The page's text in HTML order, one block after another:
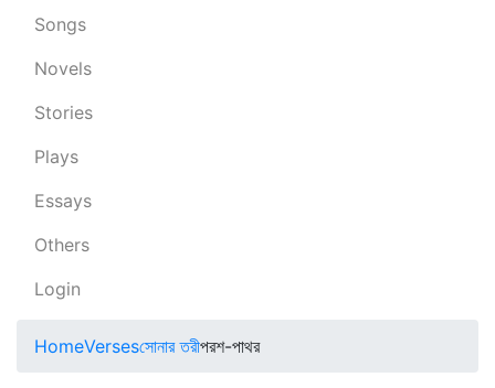
Songs
Novels
Stories
Plays
Essays
Others
Login
HomeVersesসোনার তরীপরশ-পাথর